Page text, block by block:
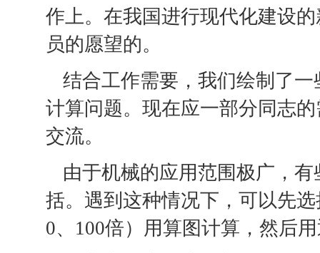
作上。在我国进行现代化建设
员的愿望的。
结合工作需要，我们绘制了
计算问题。现在应一部分同志
交流。
由于机械的应用范围极广，
括。遇到这种情况下，可以先
0、100倍）用算图计算，然后